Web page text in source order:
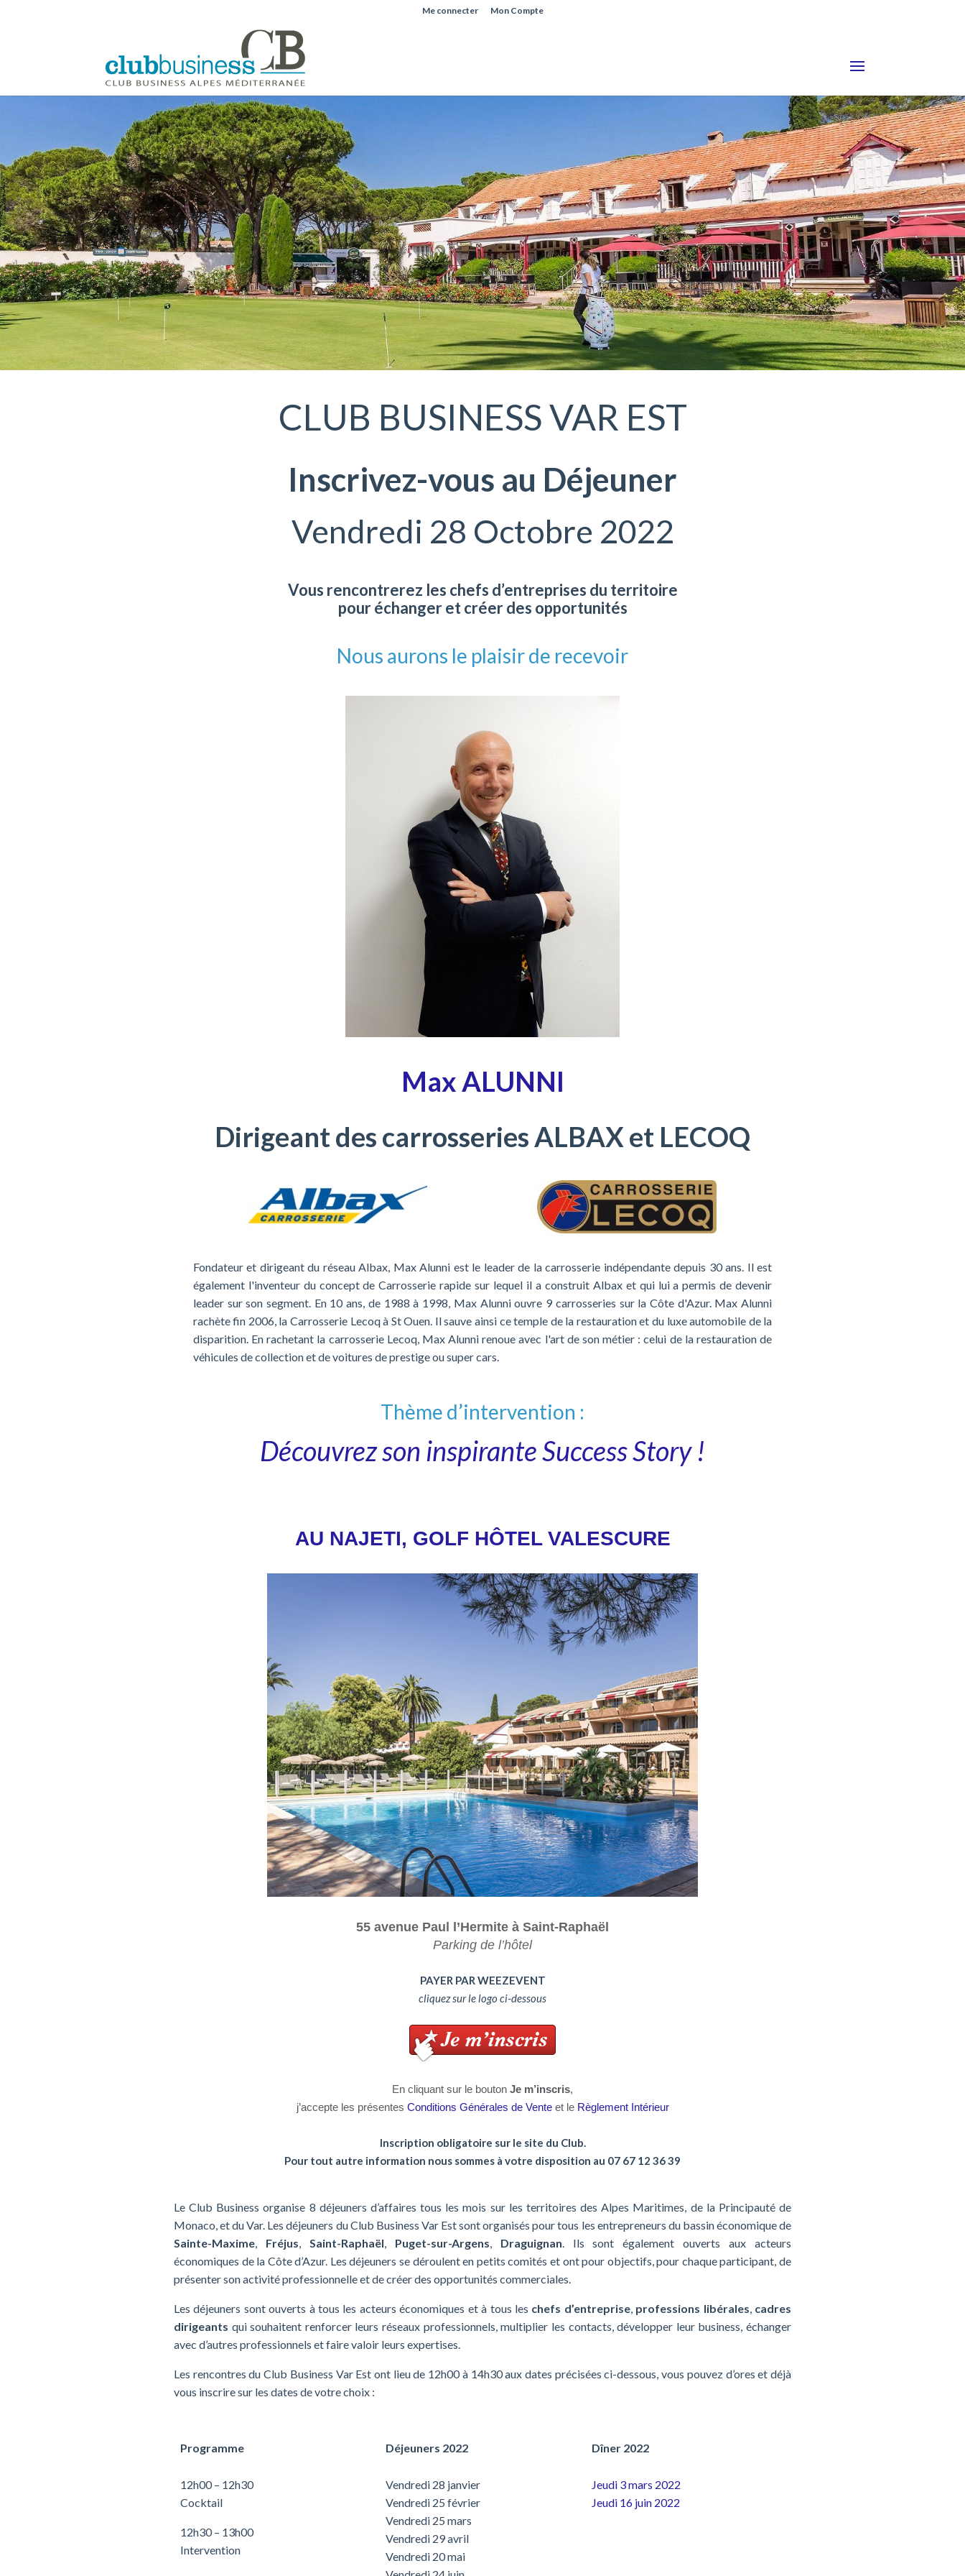
Me connecter Mon Compte
CLUB BUSINESS VAR EST
Inscrivez-vous au Déjeuner
Vendredi 28 Octobre 2022
Vous rencontrerez les chefs d’entreprises du territoire
pour échanger et créer des opportunités
Nous aurons le plaisir de recevoir
Max ALUNNI
Dirigeant des carrosseries ALBAX et LECOQ
Fondateur et dirigeant du réseau Albax, Max Alunni est le leader de la carrosserie indépendante depuis 30 ans. Il est
également l'inventeur du concept de Carrosserie rapide sur lequel il a construit Albax et qui lui a permis de devenir
leader sur son segment. En 10 ans, de 1988 à 1998, Max Alunni ouvre 9 carrosseries sur la Côte d'Azur. Max Alunni
rachète fin 2006, la Carrosserie Lecoq à St Ouen. Il sauve ainsi ce temple de la restauration et du luxe automobile de la
disparition. En rachetant la carrosserie Lecoq, Max Alunni renoue avec l'art de son métier : celui de la restauration de
véhicules de collection et de voitures de prestige ou super cars.
Thème d’intervention :
Découvrez son inspirante Success Story !
AU NAJETI, GOLF HÔTEL VALESCURE
55 avenue Paul l’Hermite à Saint-Raphaël
Parking de l’hôtel
PAYER PAR WEEZEVENT
cliquez sur le logo ci-dessous
En cliquant sur le bouton Je m’inscris,
j’accepte les présentes Conditions Générales de Venteet le Règlement Intérieur
Inscription obligatoire sur le site du Club.
Pour tout autre information nous sommes à votre disposition au 07 67 12 36 39
Le Club Business organise 8 déjeuners d’affaires tous les mois sur les territoires des Alpes Maritimes, de la Principauté de
Monaco, et du Var. Les déjeuners du Club Business Var Est sont organisés pour tous les entrepreneurs du bassin économique de
Sainte-Maxime, Fréjus, Saint-Raphaël, Puget-sur-Argens, Draguignan. Ils sont également ouverts aux acteurs
économiques de la Côte d’Azur. Les déjeuners se déroulent en petits comités et ont pour objectifs, pour chaque participant, de
présenter son activité professionnelle et de créer des opportunités commerciales.
Les déjeuners sont ouverts à tous les acteurs économiques et à tous les chefs d’entreprise, professions libérales, cadres
dirigeants qui souhaitent renforcer leurs réseaux professionnels, multiplier les contacts, développer leur business, échanger
avec d’autres professionnels et faire valoir leurs expertises.
Les rencontres du Club Business Var Est ont lieu de 12h00 à 14h30 aux dates précisées ci-dessous, vous pouvez d’ores et déjà
vous inscrire sur les dates de votre choix :
Programme Déjeuners 2022 Dîner 2022
12h00 – 12h30
Cocktail
12h30 – 13h00
Intervention
Vendredi 28 janvier
Vendredi 25 février
Vendredi 25 mars
Vendredi 29 avril
Vendredi 20 mai
Jeudi 3 mars 2022
Jeudi 16 juin 2022